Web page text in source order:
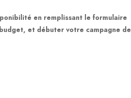
en remplissant le formulaire
et débuter votre campagne de